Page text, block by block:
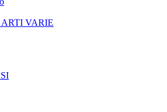
VARIE